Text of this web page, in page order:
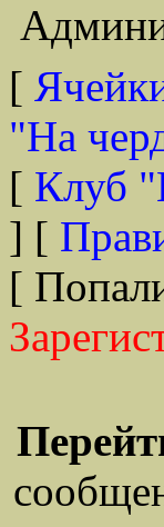
[
"На
[ Клуб
] [
[